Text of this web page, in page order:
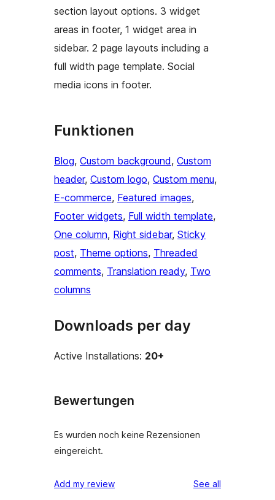
section layout options. 3 widget
areas in footer, 1 widget area in
sidebar. 2 page layouts including a
full width page template. Social
media icons in footer.
Funktionen
Blog, Custom background, Custom
header, Custom logo, Custom menu
E-commerce, Featured images
Footer widgets, Full width template
One column, Right sidebar, Sticky
post, Theme options, Threaded
comments, Translation ready, Two
columns
Downloads per day
Active Installations: 20+
Bewertungen
Es wurden noch keine Rezensionen
eingereicht.
Add my review See all